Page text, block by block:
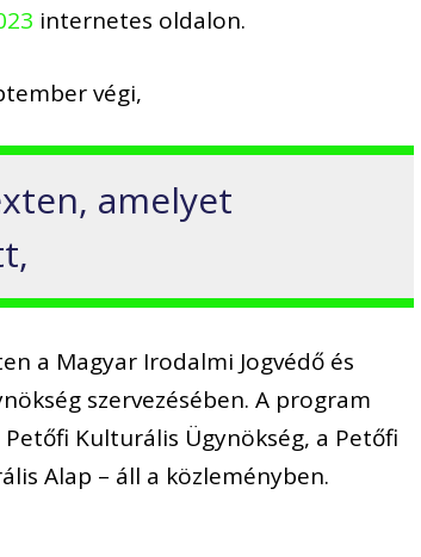
internetes oldalon.
végi,
amelyet
a Magyar Irodalmi Jogvédő és
szervezésében. A program
Kulturális Ügynökség, a Petőfi
Alap – áll a közleményben.